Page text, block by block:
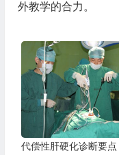
外教学的合力。
代偿性肝硬化诊断要点